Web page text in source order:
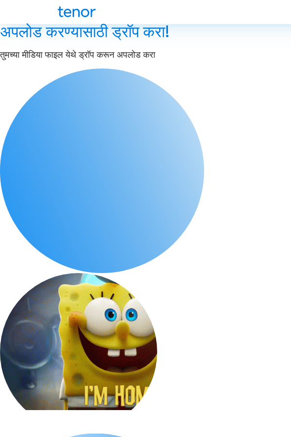
अपलोड करण्यासाठी ड्रॉप करा!
तुमच्या मीडिया फाइल येथे ड्रॉप करून अपलोड करा